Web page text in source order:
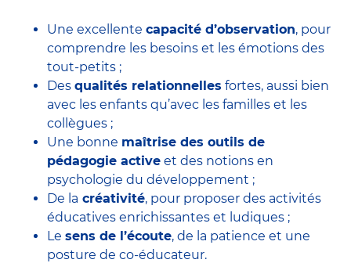
Une excellente capacité d’observation, pour
comprendre les besoins et les émotions des
tout-petits ;
Des qualités relationnelles fortes, aussi bien
avec les enfants qu’avec les familles et les
collègues ;
Une bonne maîtrise des outils de
pédagogie active et des notions en
psychologie du développement ;
De la créativité, pour proposer des activités
éducatives enrichissantes et ludiques ;
Le sens de l’écoute, de la patience et une
posture de co-éducateur.